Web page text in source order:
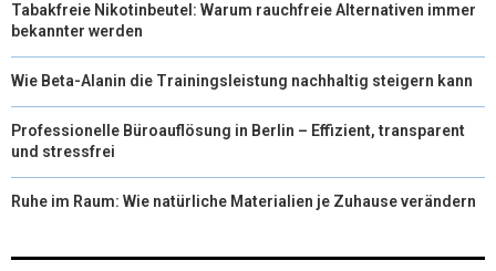
Tabakfreie Nikotinbeutel: Warum rauchfreie Alternativen immer
bekannter werden
Wie Beta-Alanin die Trainingsleistung nachhaltig steigern kann
Professionelle Büroauflösung in Berlin – Effizient, transparent
und stressfrei
Ruhe im Raum: Wie natürliche Materialien je Zuhause verändern